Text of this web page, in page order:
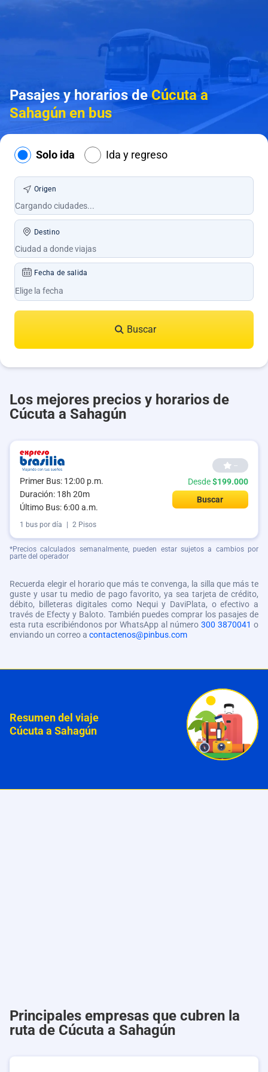
Pasajes y horarios deCúcuta a
Sahagún en bus
Solo ida Ida y regreso
Origen
Destino
Fecha de salida
Buscar
Los mejores precios y horarios de
Cúcuta a Sahagún
Primer Bus: 12:00 p.m.
Duración: 18h 20m
Último Bus: 6:00 a.m.
--
Desde$199.000
Buscar
1 bus por día 2 Pisos
*Precios calculados semanalmente, pueden estar sujetos a cambios por
parte del operador
Recuerda elegir el horario que más te convenga, la silla que más te
guste y usar tu medio de pago favorito, ya sea tarjeta de crédito,
débito, billeteras digitales como Nequi y DaviPlata, o efectivo a
través de Efecty y Baloto. También puedes comprar los pasajes de
esta ruta escribiéndonos por WhatsApp al número 300 3870041 o
enviando un correo a contactenos@pinbus.com
Resumen del viaje
Cúcuta a Sahagún
Principales empresas que cubren la
ruta de Cúcuta a Sahagún